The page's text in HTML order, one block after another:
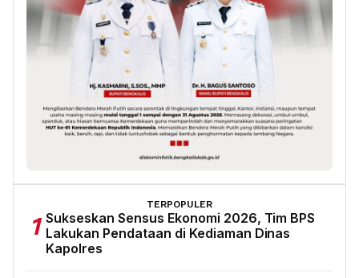
TERPOPULER
1 Sukseskan Sensus Ekonomi 2026, Tim BPS
Lakukan Pendataan di Kediaman Dinas
Kapolres